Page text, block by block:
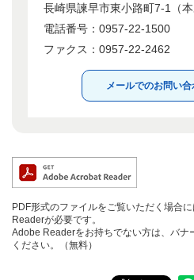
長崎県諫早市東小路町7-1（本
電話番号：0957-22-1500
ファクス：0957-22-2462
メールでのお問い
PDF形式のファイルをご覧いただく場合
Readerが必要です。
Adobe Readerをお持ちでない方は、バナ
ください。（無料）